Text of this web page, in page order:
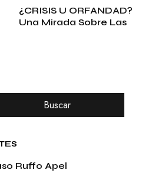
¿CRISIS U ORFANDAD?
Una Mirada Sobre Las
Buscar
Ruffo Apel